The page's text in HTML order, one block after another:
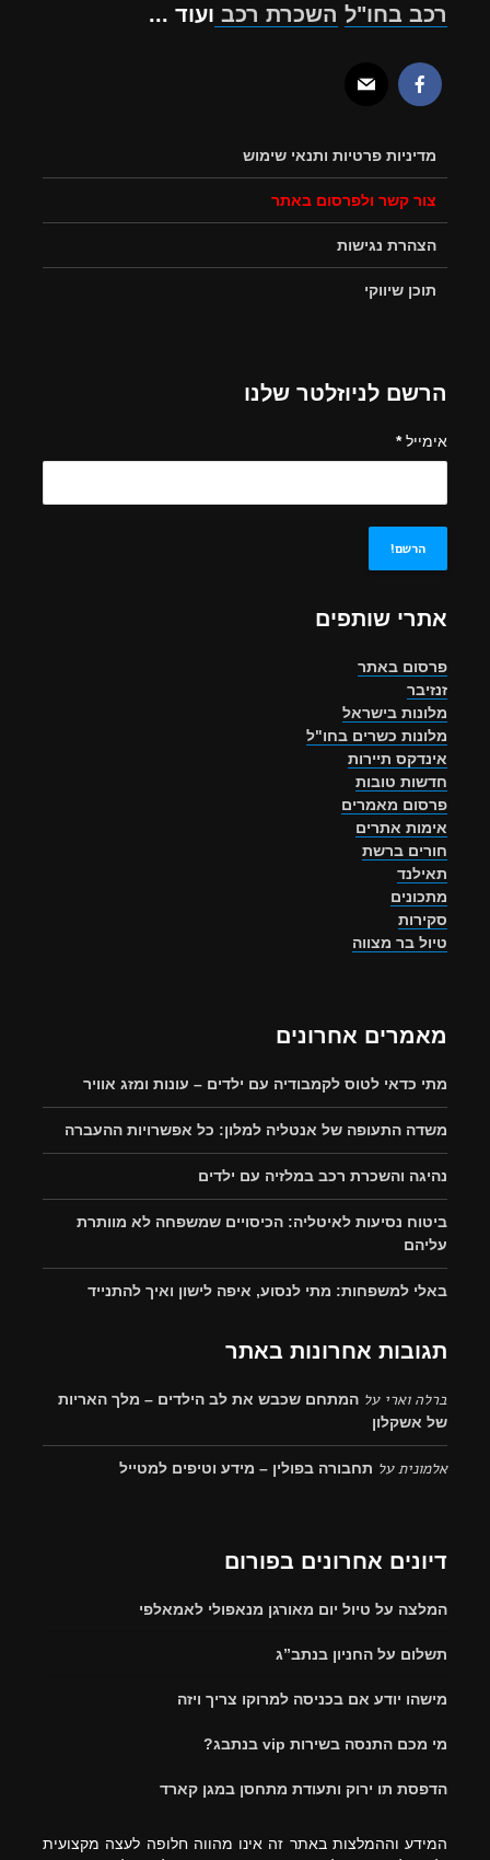
רכב בחו"ל השכרת רכב ועוד ...
מדיניות פרטיות ותנאי שימוש
צור קשר ולפרסום באתר
הצהרת נגישות
תוכן שיווקי
הרשם לניוזלטר שלנו
אימייל*
אתרי שותפים
פרסום באתר
זנזיבר
מלונות בישראל
מלונות כשרים בחו"ל
אינדקס תיירות
חדשות טובות
פרסום מאמרים
אימות אתרים
חורים ברשת
תאילנד
מתכונים
סקירות
טיול בר מצווה
מאמרים אחרונים
מתי כדאי לטוס לקמבודיה עם ילדים – עונות ומזג אוויר
משדה התעופה של אנטליה למלון: כל אפשרויות ההעברה
נהיגה והשכרת רכב במלזיה עם ילדים
ביטוח נסיעות לאיטליה: הכיסויים שמשפחה לא מוותרת
עליהם
באלי למשפחות: מתי לנסוע, איפה לישון ואיך להתנייד
תגובות אחרונות באתר
ברלה וארי על המתחם שכבש את לב הילדים – מלך האריות
של אשקלון
אלמוניתעל תחבורה בפולין – מידע וטיפים למטייל
דיונים אחרונים בפורום
המלצה על טיול יום מאורגן מנאפולי לאמאלפי
תשלום על החניון בנתב”ג
מישהו יודע אם בכניסה למרוקו צריך ויזה
מי מכם התנסה בשירות vip בנתבג?
הדפסת תו ירוק ותעודת מתחסן במגן קארד
המידע וההמלצות באתר זה אינו מהווה חלופה לעצה מקצועית